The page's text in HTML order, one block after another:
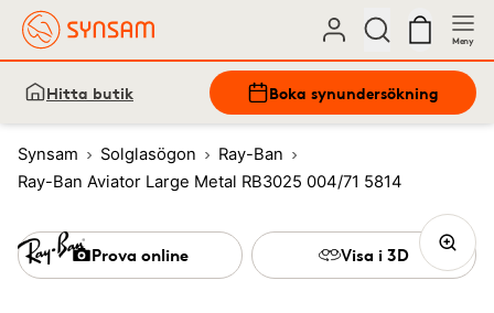
Meny
Hitta butik Boka synundersökning
Synsam Solglasögon
Ray-Ban
Ray-Ban Aviator Large Metal RB3025 004/71 5814
Prova online Visa i 3D